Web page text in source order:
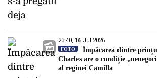
23:40, 16 Jul 2026
FOTO
Împăcarea dintre
Charles are o condiție
al reginei Camilla